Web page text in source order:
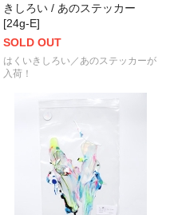
きしろい / あのステッカー
[24g-E]
SOLD OUT
はくいきしろい／あのステッカーが
入荷！